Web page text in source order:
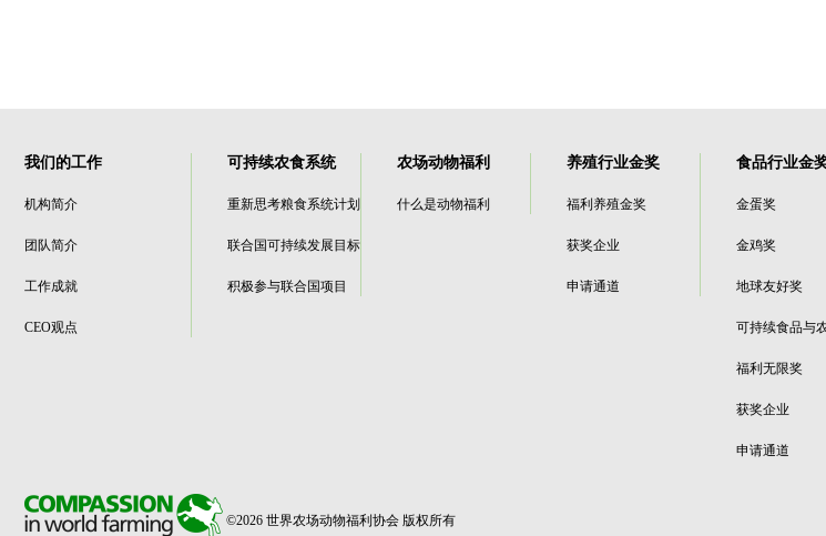
我们的工作
机构简介
团队简介
工作成就
CEO观点
可持续农食系统
重新思考粮食系统计划
联合国可持续发展目标
积极参与联合国项目
农场动物福利
什么是动物福利
养殖行业金奖
福利养殖金奖
获奖企业
申请通道
食品行业金
金蛋奖
金鸡奖
地球友好奖
可持续食品与
福利无限奖
获奖企业
申请通道
©2026 世界农场动物福利协会 版权所有